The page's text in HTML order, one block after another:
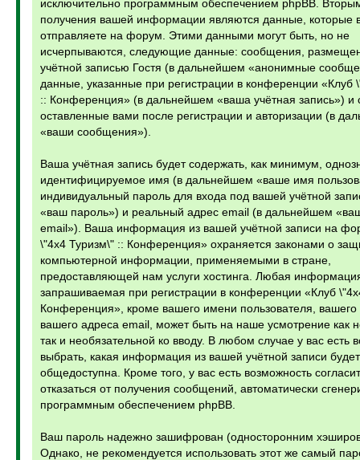
исключительно программным обеспечением phpBB.
получения вашей информации являются данные, которые
отправляете на форум. Этими данными могут быть, но не
исчерпываются, следующие данные: сообщения,
учётной записью Гостя (в дальнейшем «анонимные
данные, указанные при регистрации в конференции «Клуб
:: Конференция» (в дальнейшем «ваша учётная запись») и
оставленные вами после регистрации и авторизации (в
«ваши сообщения»).
Ваша учётная запись будет содержать, как минимум,
идентифицируемое имя (в дальнейшем «ваше имя
индивидуальный пароль для входа под вашей учётной
«ваш пароль») и реальный адрес email (в дальнейшем
email»). Ваша информация из вашей учётной записи на
\"4х4 Туризм\" :: Конференция» охраняется законами о
компьютерной информации, применяемыми в стране,
предоставляющей нам услуги хостинга. Любая
запрашиваемая при регистрации в конференции «Клуб
Конференция», кроме вашего имени пользователя, вашего
вашего адреса email, может быть на наше усмотрение как
так и необязательной ко вводу. В любом случае у вас есть
выбрать, какая информация из вашей учётной записи будет
общедоступна. Кроме того, у вас есть возможность
отказаться от получения сообщений, автоматически
программным обеспечением phpBB.
Ваш пароль надежно зашифрован (односторонним
Однако, не рекомендуется использовать этот же самый